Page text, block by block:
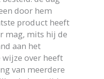
door hem
product heeft
mag, mits hij de
aan het
over heeft
van meerdere